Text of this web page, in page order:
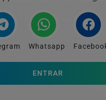
Whatsapp
ENTRAR